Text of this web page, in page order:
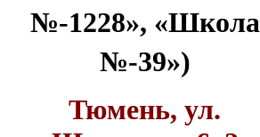
№-1228», «Школа
№-39»)
Тюмень, ул.